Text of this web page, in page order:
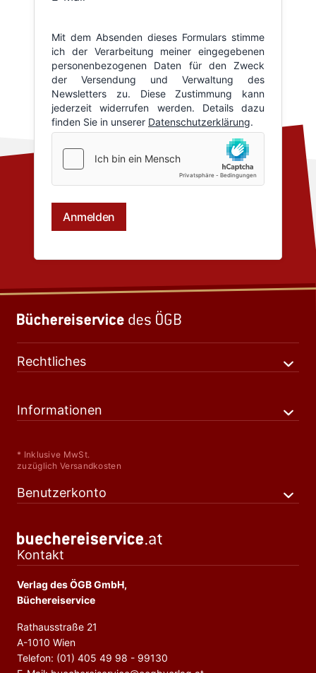
Rechtliches
Informationen
* Inklusive MwSt.
zuzüglich Versandkosten
Benutzerkonto
Kontakt
Verlag des ÖGB GmbH,
Büchereiservice
Rathausstraße 21
A-1010 Wien
Telefon: (01) 405 49 98 - 99130